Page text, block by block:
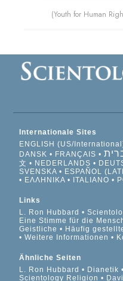
(Youth for Human
Internationale Sites
ENGLISH (US/
DANSK
FRANÇAIS
文
NEDERLANDS
SVENSKA
ESPAÑOL
ΕΛΛΗΝΙΚA
ITALIANO
Links
L. Ron Hubbard
Eine Stimme für die
Geistliche
Häufig
Weitere Informationen
Ähnliche Seiten
L. Ron Hubbard
Dianetik
Scientology Religion